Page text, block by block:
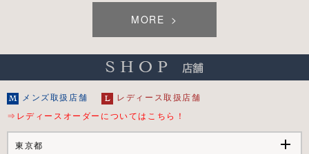
MORE
メンズ取扱店舗
レディース取扱店舗
⇒レディースオーダーについてはこちら！
東京都 add